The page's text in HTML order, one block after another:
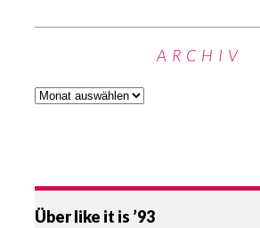
ARCHIV
Über like it is ’93